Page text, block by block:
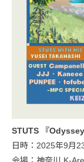
STUTS 『Odyssey
日時：2025年9月
会場：神奈川 K-